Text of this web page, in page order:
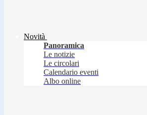
Novità
Panoramica
Le notizie
Le circolari
Calendario eventi
Albo online